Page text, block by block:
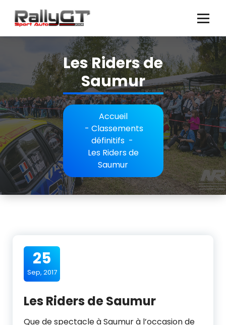
contenu
Les Riders de
Saumur
Accueil
- Classements
définitifs-
Les Riders de
Saumur
25
Sep, 2017
Les Riders de Saumur
Que de spectacle à Saumur à l’occasion de